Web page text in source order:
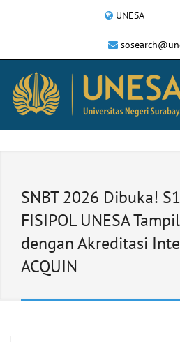
UNESA
SNBT 2026 Dibuka!
FISIPOL UNESA
dengan Akreditasi
ACQUIN